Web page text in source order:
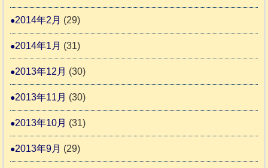
2014年2月 (29)
2014年1月 (31)
2013年12月 (30)
2013年11月 (30)
2013年10月 (31)
2013年9月 (29)